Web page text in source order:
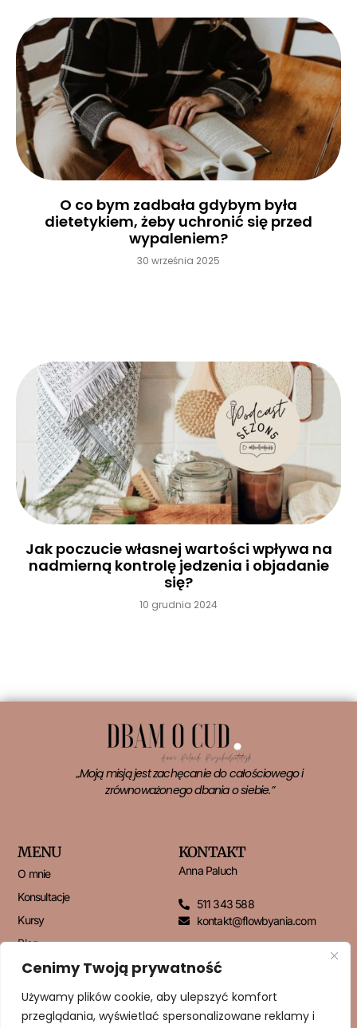
Cenimy Twoją prywatność
Używamy plików cookie, aby ulepszyć komfort
przeglądania, wyświetlać spersonalizowane reklamy i
O co bym zadbała gdybym była
dietetykiem, żeby uchronić się przed
wypaleniem?
30 września 2025
Jak poczucie własnej wartości wpływa na
nadmierną kontrolę jedzenia i objadanie
się?
10 grudnia 2024
„Moją misją jest zachęcanie do całościowego i
zrównoważonego dbania o siebie.”
MENU
O mnie
Konsultacje
Kursy
Blog
Kontakt
KONTAKT
Anna Paluch
511 343 588
kontakt@flowbyania.com
NEWSLETTER